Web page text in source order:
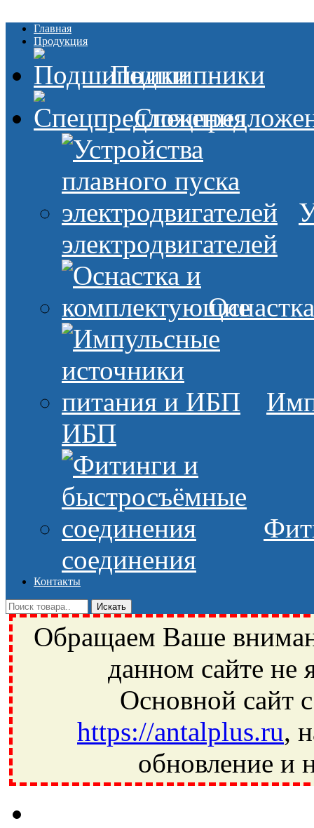
Главная
Продукция
Подшипники
электродвигателей
ИБП
соединения
Контакты
Обращаем Ваше
данном сайте не
Основной сайт
https://antalplus.ru,
обновление и
Ивантеевка, подшипники, пневматика, метизы, техника,